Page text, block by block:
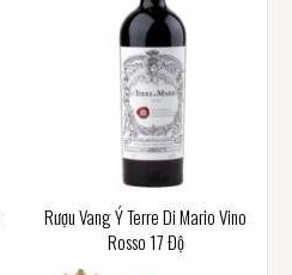
Rượu Vang Ý Terre Di Mario Vino
Rosso 17 Độ